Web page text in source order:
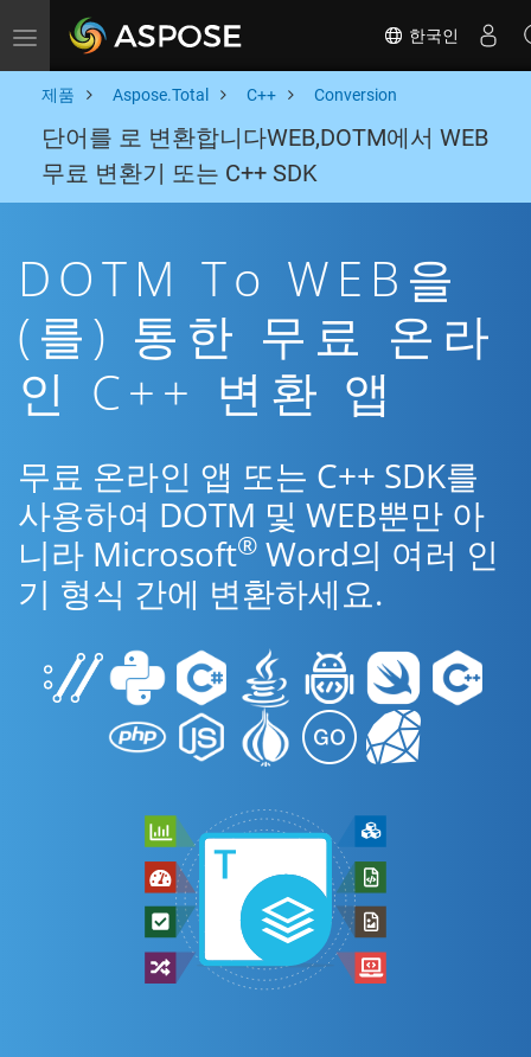
Toggle navigation 한국인
제품 Aspose.Total C++ Conversion
단어를 로 변환합니다WEB,DOTM에서 WEB
무료 변환기 또는 C++ SDK
DOTM To WEB을
(를) 통한 무료 온라
인 C++ 변환 앱
무료 온라인 앱 또는 C++ SDK를
사용하여 DOTM 및 WEB뿐만 아
니라 Microsoft® Word의 여러 인
기 형식 간에 변환하세요.